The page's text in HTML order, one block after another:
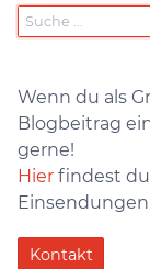
Wenn du als
Blogbeitrag
gerne!
Hier findest du
Kontakt